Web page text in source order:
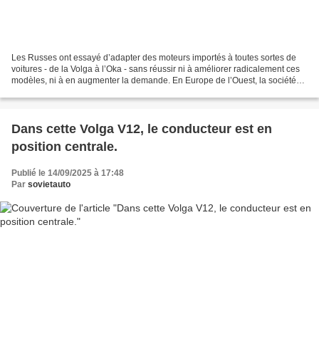
Les Russes ont essayé d’adapter des moteurs importés à toutes sortes de
voitures - de la Volga à l’Oka - sans réussir ni à améliorer radicalement ces
modèles, ni à en augmenter la demande. En Europe de l’Ouest, la société
Dans cette Volga V12, le conducteur est en
position centrale.
Publié le 14/09/2025 à 17:48
Par sovietauto